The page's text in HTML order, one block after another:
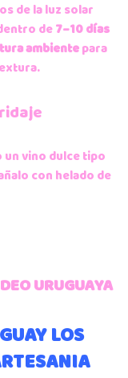
de la luz solar
de7–10 días
ambientepara
vino dulce tipo
con helado de
URUGUAYA
LOS